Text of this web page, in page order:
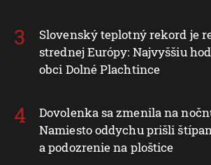
Slovenský teplotný rekord je
strednej Európy: Najvyššiu
obci Dolné Plachtince
Dovolenka sa zmenila na
Namiesto oddychu prišli
a podozrenie na ploštice